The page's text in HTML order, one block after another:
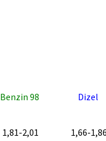
Benzin 98 Dizel
1,81-2,01 1,66-